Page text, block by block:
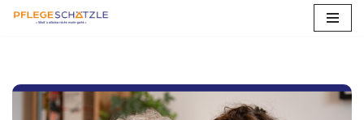
springen